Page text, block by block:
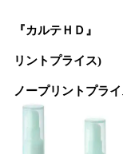
『カルテＨＤ』
新商品
リントプライス)
トライア
ノープリントプラ